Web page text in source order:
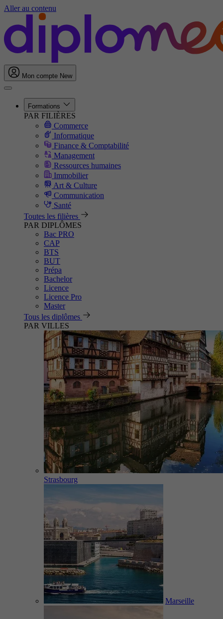
Aller au contenu
Mon compte New
Formations
PAR FILIÈRES
Commerce
Informatique
Finance & Comptabilité
Management
Ressources humaines
Immobilier
Art & Culture
Communication
Santé
Toutes les filières
PAR DIPLÔMES
Bac PRO
CAP
BTS
BUT
Prépa
Bachelor
Licence
Licence Pro
Master
Tous les diplômes
PAR VILLES
Strasbourg
Marseille